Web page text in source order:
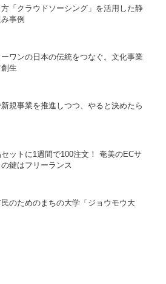
「クラウドソーシング」を活用した静
事例
ワンの日本の伝統をつなぐ。文化事業
生
規事業を推進しつつ、やると決めたら
ットに1週間で100注文！ 奄美のECサ
鍵はフリーランス
のためのまちの大学「ジョウモウ大